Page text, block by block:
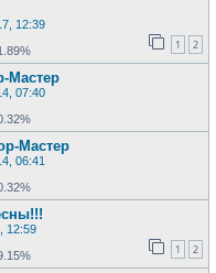
12:39
1 2
Мастер
07:40
Мастер
06:41
12:59
1 2